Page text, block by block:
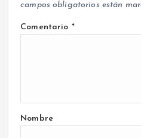
campos obligatorios están
Comentario *
Nombre